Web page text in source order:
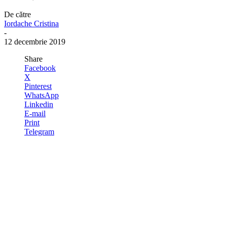
De către
Iordache Cristina
-
12 decembrie 2019
Share
Facebook
X
Pinterest
WhatsApp
Linkedin
E-mail
Print
Telegram